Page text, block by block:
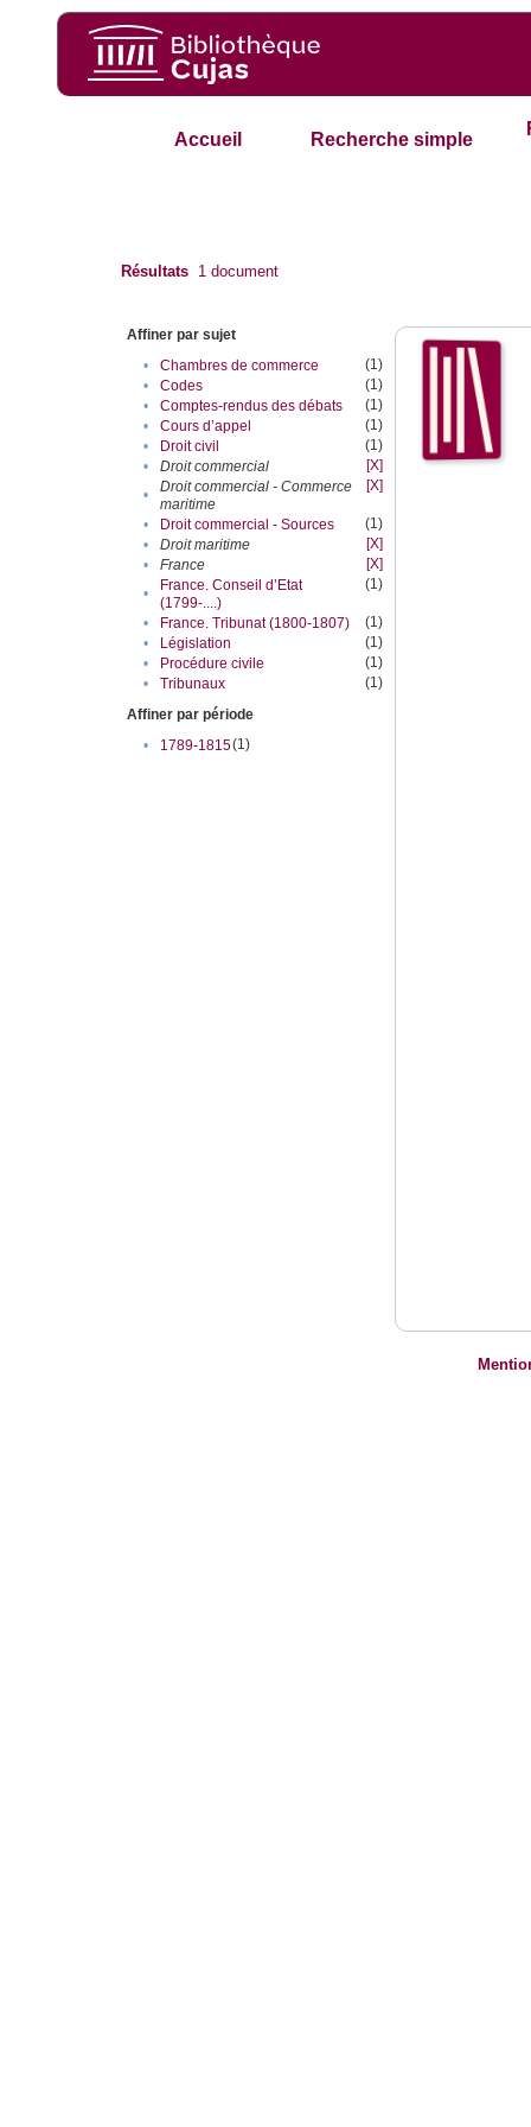
Accueil Recherche simple
Résultats 1 document
Affiner par sujet
•
Chambres de commerce
(1)
•
Codes
(1)
•
Comptes-rendus des débats
(1)
•
Cours d’appel
(1)
•
Droit civil
(1)
•
Droit commercial
[X]
•
Droit commercial - Commerce
maritime
[X]
• Droit commercial - Sources
(1)
•
Droit maritime
[X]
•
France
[X]
•
France. Conseil d’Etat
(1799-....)
(1)
• France. Tribunat (1800-1807)
(1)
•
Législation
(1)
•
Procédure civile
(1)
•
Tribunaux
(1)
Affiner par période
•
1789-1815(1)